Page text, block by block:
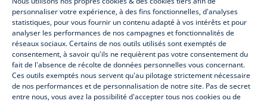
Paris
Paris
Paris
Paris
Jacadi Paris vous propose sur sa boutique en ligne une grande variété de
vêtements et chaussures , à la fois élégants et intemporels. Retrouvez,
entre autres, nos collections de body, blouse et combinaison pour les
nouveaux-nés , de t-shirt, pull et short pour les bébés et de pantalons,
chaussettes et accessoires pour les enfants
de 1 mois à 12 ans.
Découvrez nos collections mode et tendance pour filles et garçons.
Profitez aussi de nos collections spéciales fête de fin d’année et trouvez